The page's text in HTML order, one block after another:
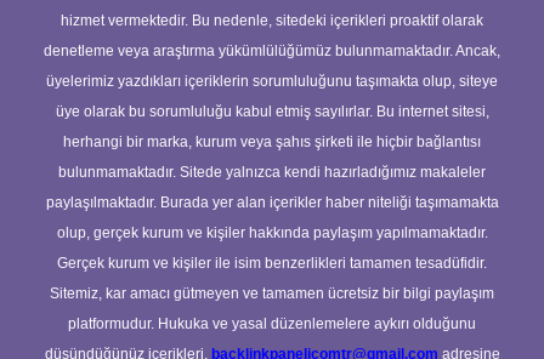
hizmet vermektedir. Bu nedenle, sitedeki içerikleri proaktif olarak
denetleme veya araştırma yükümlülüğümüz bulunmamaktadır. Ancak,
üyelerimiz yazdıkları içeriklerin sorumluluğunu taşımakta olup, siteye
üye olarak bu sorumluluğu kabul etmiş sayılırlar. Bu internet sitesi,
herhangi bir marka, kurum veya şahıs şirketi ile hiçbir bağlantısı
bulunmamaktadır. Sitede yalnızca kendi hazırladığımız makaleler
paylaşılmaktadır. Burada yer alan içerikler haber niteliği taşımamakta
olup, gerçek kurum ve kişiler hakkında paylaşım yapılmamaktadır.
Gerçek kurum ve kişiler ile isim benzerlikleri tamamen tesadüfidir.
Sitemiz, kar amacı gütmeyen ve tamamen ücretsiz bir bilgi paylaşım
platformudur. Hukuka ve yasal düzenlemelere aykırı olduğunu
düşündüğünüz içerikleri, backlinkpanelicomtr@gmail.com adresine